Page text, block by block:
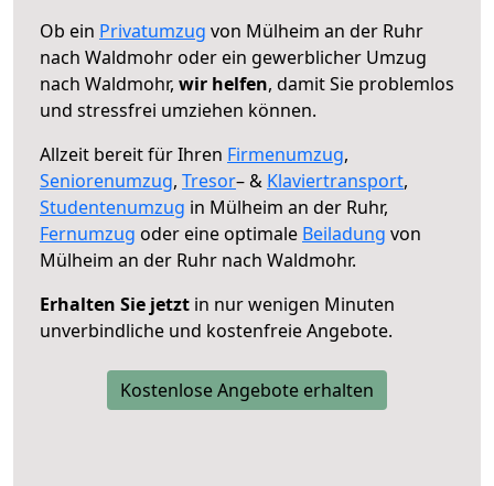
Ob ein Privatumzug von Mülheim an der Ruhr
nach Waldmohr oder ein gewerblicher Umzug
nach Waldmohr, wir helfen, damit Sie problemlos
und stressfrei umziehen können.
Allzeit bereit für Ihren Firmenumzug,
Seniorenumzug, Tresor– & Klaviertransport,
Studentenumzug in Mülheim an der Ruhr,
Fernumzug oder eine optimale Beiladung von
Mülheim an der Ruhr nach Waldmohr.
Erhalten Sie jetzt in nur wenigen Minuten
unverbindliche und kostenfreie Angebote.
Kostenlose Angebote erhalten